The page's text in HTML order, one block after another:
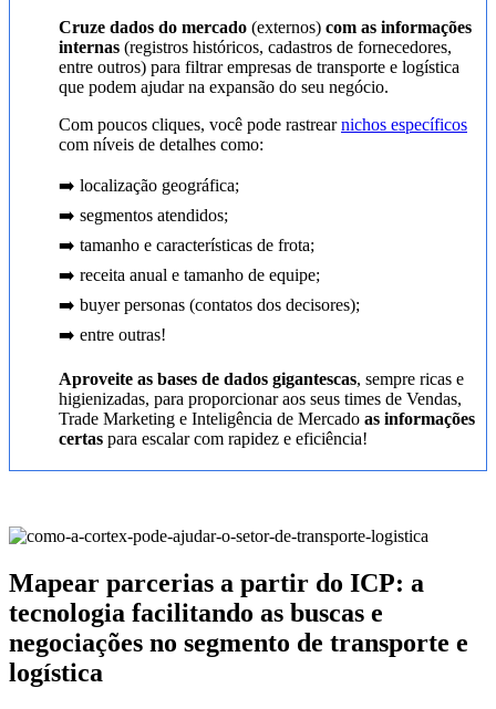
Cruze dados do mercado (externos) com as informações
internas (registros históricos, cadastros de fornecedores,
entre outros) para filtrar empresas de transporte e logística
que podem ajudar na expansão do seu negócio.
Com poucos cliques, você pode rastrearnichos específicos
com níveis de detalhes como:
➡️ localização geográfica;
➡️ segmentos atendidos;
➡️ tamanho e características de frota;
➡️ receita anual e tamanho de equipe;
➡️ buyer personas (contatos dos decisores);
➡️ entre outras!
Aproveite as bases de dados gigantescas, sempre ricas e
higienizadas, para proporcionar aos seus times de Vendas,
Trade Marketing e Inteligência de Mercado as informações
certas para escalar com rapidez e eficiência!
Mapear parcerias a partir do ICP: a
tecnologia facilitando as buscas e
negociações no segmento de transporte e
logística